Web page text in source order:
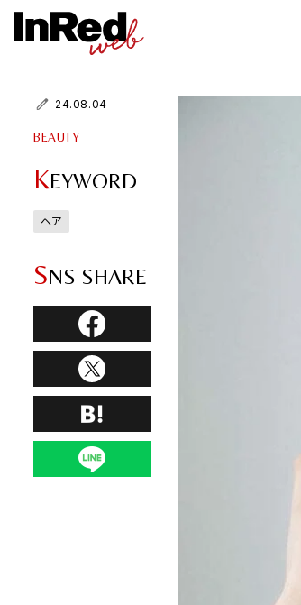
24.08.04
BEAUTY
KEYWORD
ヘア
SNS SHARE